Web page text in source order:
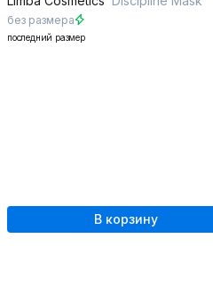
без размера
последний размер
В корзину